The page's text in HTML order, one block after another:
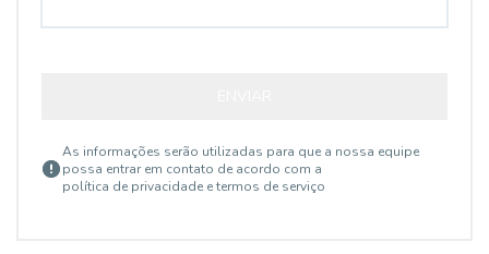
As informações serão utilizadas para que a nossa equipe
possa entrar em contato de acordo com a
política de privacidade e termos de serviço